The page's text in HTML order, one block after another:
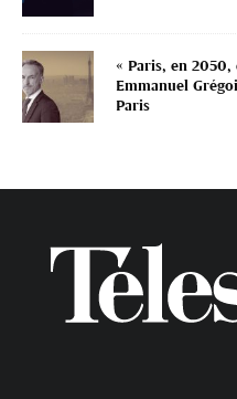
« Paris, en 2050,
Emmanuel
Paris